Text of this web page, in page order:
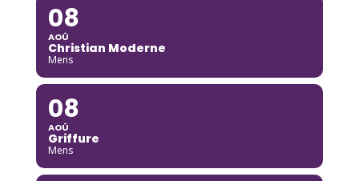
08
AOÛ
Christian Moderne
Mens
08
AOÛ
Griffure
Mens